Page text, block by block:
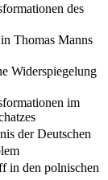
des
Thomas Manns
Widerspiegelung
im
der Deutschen
in den polnischen